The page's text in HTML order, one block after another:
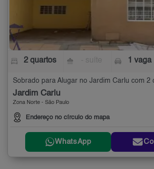
2 quartos 1 vaga
Sobrado para Alugar no Jardim Carlu com 2
Jardim Carlu
Zona Norte - São Paulo
Endereço no círculo do mapa
WhatsApp